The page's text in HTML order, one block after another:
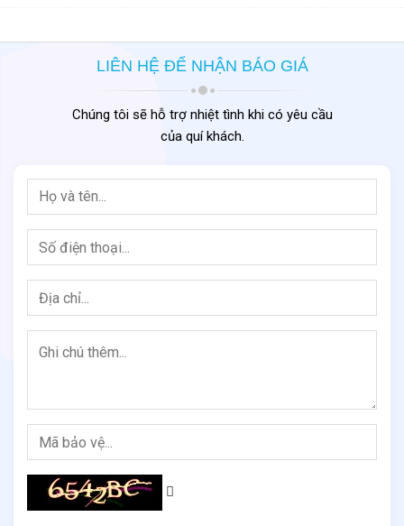
LIÊN HỆ ĐỂ NHẬN BÁO GIÁ
Chúng tôi sẽ hỗ trợ nhiệt tình khi có yêu cầu
của quí khách.